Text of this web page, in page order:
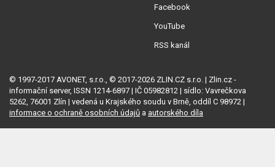
Facebook
YouTube
RSS kanál
© 1997-2017 AVONET, s.r.o., © 2017-2026 ZLIN.CZ s.r.o. | Zlin.cz -
informační server, ISSN 1214-6897 | IČ 05982812 | sídlo: Vavrečkova
5262, 76001 Zlín | vedená u Krajského soudu v Brně, oddíl C 98972 |
informace o ochraně osobních údajů a autorského díla